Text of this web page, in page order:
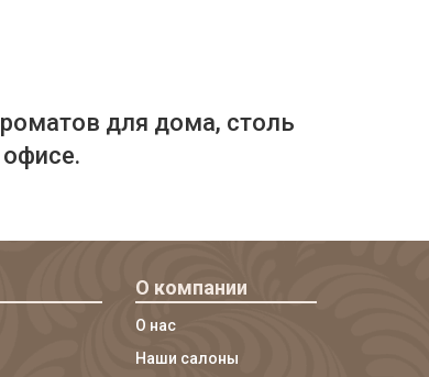
для дома, столь
О компании
О нас
Наши салоны